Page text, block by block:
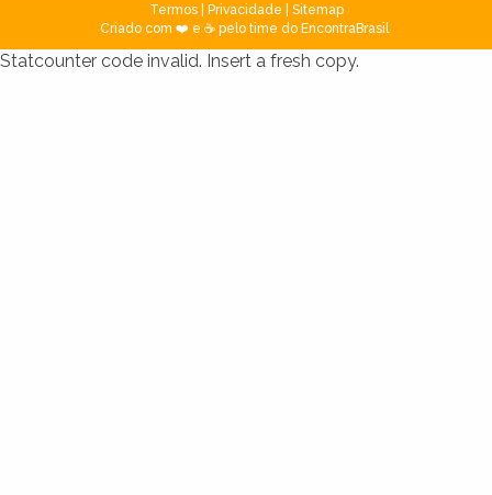
Termos| Privacidade
Sitemap
Criado com ❤️ e ☕ pelo time do EncontraBrasil
Statcounter code invalid. Insert a fresh copy.